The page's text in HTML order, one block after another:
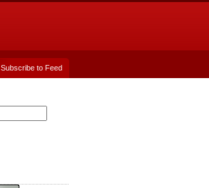
Subscribe to Feed